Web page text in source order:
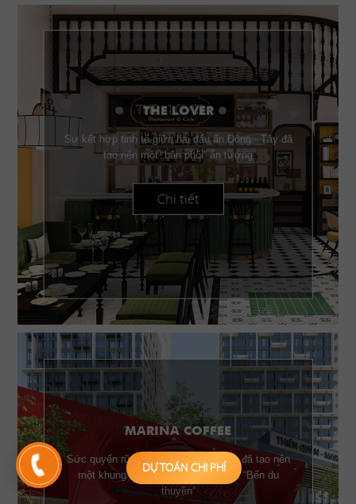
THE LOVER
Sự kết hợp tinh tế giữa hai dấu ấn Đông - Tây đã
tạo nên một “bản phối” ấn tượng
Chi tiết
MARINA COFFEE
Sức quyến rũ của những chiếc buồm đã tạo nên
một khung cảnh đặc trưng của một “Bến du
thuyền”
DỰ TOÁN CHI PHÍ